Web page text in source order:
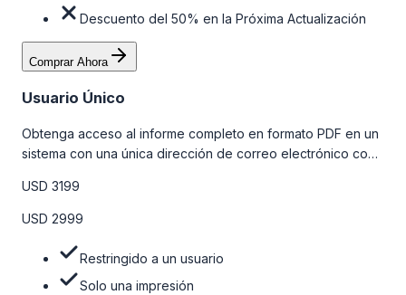
Descuento del 50% en la Próxima Actualización
Comprar Ahora
Usuario Único
Obtenga acceso al informe completo en formato PDF en un
sistema con una única dirección de correo electrónico con
la tabla de precios a continuación.
USD 3199
USD 2999
Restringido a un usuario
Solo una impresión